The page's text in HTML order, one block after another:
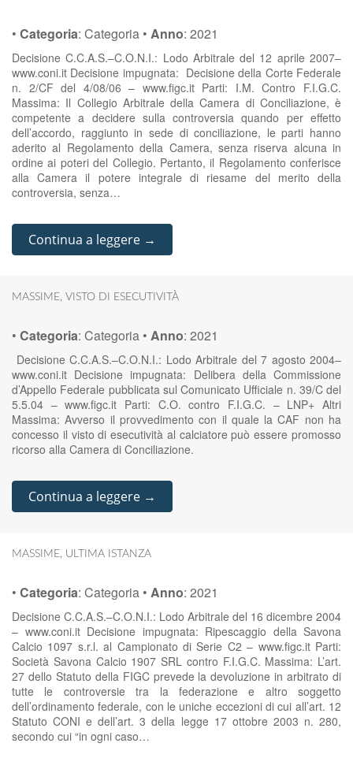
• Categoria: Categoria • Anno: 2021
Decisione C.C.A.S.–C.O.N.I.: Lodo Arbitrale del 12 aprile 2007–
www.coni.it Decisione impugnata: Decisione della Corte Federale
n. 2/CF del 4/08/06 – www.figc.it Parti: I.M. Contro F.I.G.C.
Massima: Il Collegio Arbitrale della Camera di Conciliazione, è
competente a decidere sulla controversia quando per effetto
dell’accordo, raggiunto in sede di conciliazione, le parti hanno
aderito al Regolamento della Camera, senza riserva alcuna in
ordine ai poteri del Collegio. Pertanto, il Regolamento conferisce
alla Camera il potere integrale di riesame del merito della
controversia, senza…
Continua a leggere →
MASSIME, VISTO DI ESECUTIVITÀ
• Categoria: Categoria • Anno: 2021
Decisione C.C.A.S.–C.O.N.I.: Lodo Arbitrale del 7 agosto 2004–
www.coni.it Decisione impugnata: Delibera della Commissione
d’Appello Federale pubblicata sul Comunicato Ufficiale n. 39/C del
5.5.04 – www.figc.it Parti: C.O. contro F.I.G.C. – LNP+ Altri
Massima: Avverso il provvedimento con il quale la CAF non ha
concesso il visto di esecutività al calciatore può essere promosso
ricorso alla Camera di Conciliazione.
Continua a leggere →
MASSIME, ULTIMA ISTANZA
• Categoria: Categoria • Anno: 2021
Decisione C.C.A.S.–C.O.N.I.: Lodo Arbitrale del 16 dicembre 2004
– www.coni.it Decisione impugnata: Ripescaggio della Savona
Calcio 1097 s.r.l. al Campionato di Serie C2 – www.figc.it Parti:
Società Savona Calcio 1907 SRL contro F.I.G.C. Massima: L’art.
27 dello Statuto della FIGC prevede la devoluzione in arbitrato di
tutte le controversie tra la federazione e altro soggetto
dell’ordinamento federale, con le uniche eccezioni di cui all’art. 12
Statuto CONI e dell’art. 3 della legge 17 ottobre 2003 n. 280,
secondo cui “in ogni caso…